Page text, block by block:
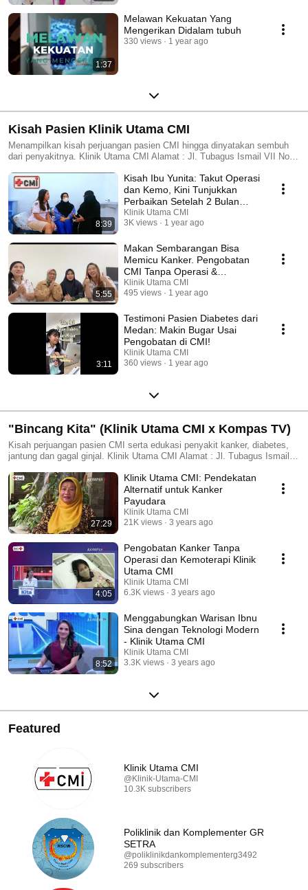
1:37
Melawan Kekuatan Yang
Mengerikan Didalam tubuh
330 views 1 year ago
Kisah Pasien Klinik Utama CMI
Menampilkan kisah perjuangan pasien CMI hingga dinyatakan sembuh
dari penyakitnya. Klinik Utama CMI Alamat : Jl. Tubagus Ismail VII No.
8:39
Kisah Ibu Yunita: Takut Operasi
dan Kemo, Kini Tunjukkan
Perbaikan Setelah 2 Bulan
Berobat di CMI!
Klinik Utama CMI
3K views
1 year ago
5:55
Makan Sembarangan Bisa
Memicu Kanker. Pengobatan
CMI Tanpa Operasi &
Kemoterapi
Klinik Utama CMI
495 views
1 year ago
3:11
Testimoni Pasien Diabetes dari
Medan: Makin Bugar Usai
Pengobatan di CMI!
Klinik Utama CMI
360 views
1 year ago
"Bincang Kita" (Klinik Utama CMI x Kompas TV)
Kisah perjuangan pasien CMI serta edukasi penyakit kanker, diabetes,
jantung dan gagal ginjal. Klinik Utama CMI Alamat : Jl. Tubagus Ismail
27:29
Klinik Utama CMI: Pendekatan
Alternatif untuk Kanker
Payudara
Klinik Utama CMI
21K views
3 years ago
4:05
Pengobatan Kanker Tanpa
Operasi dan Kemoterapi Klinik
Utama CMI
Klinik Utama CMI
6.3K views
3 years ago
8:52
Menggabungkan Warisan Ibnu
Sina dengan Teknologi Modern
- Klinik Utama CMI
Klinik Utama CMI
3.3K views
3 years ago
Featured
Klinik Utama CMI
@Klinik-Utama-CMI
10.3K subscribers
Poliklinik dan Komplementer GR
SETRA
@poliklinikdankomplementerg3492
269 subscribers